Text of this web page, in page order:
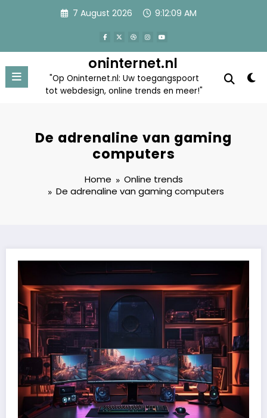
7 August 2026 9:12:09 AM
oninternet.nl
"Op Oninternet.nl: Uw toegangspoort
tot webdesign, online trends en meer!"
De adrenaline van gaming
computers
Home
Online trends
De adrenaline van gaming computers